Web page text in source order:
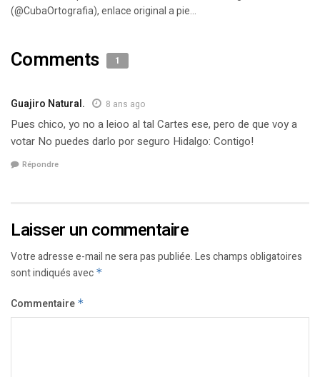
(@CubaOrtografia), enlace original a pie...
Comments 1
Guajiro Natural. 8 ans ago
Pues chico, yo no a leioo al tal Cartes ese, pero de que voy a
votar No puedes darlo por seguro Hidalgo: Contigo!
Répondre
Laisser un commentaire
Votre adresse e-mail ne sera pas publiée.Les champs obligatoires
sont indiqués avec *
Commentaire *